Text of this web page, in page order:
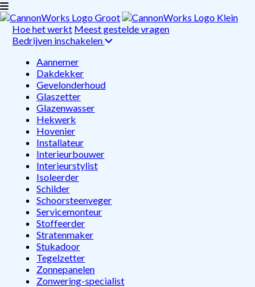
Hoe het werkt Meest gestelde vragen
Bedrijven inschakelen
Aannemer
Dakdekker
Gevelonderhoud
Glaszetter
Glazenwasser
Hekwerk
Hovenier
Installateur
Interieurbouwer
Interieurstylist
Isoleerder
Schilder
Schoorsteenveger
Servicemonteur
Stoffeerder
Stratenmaker
Stukadoor
Tegelzetter
Zonnepanelen
Zonwering-specialist